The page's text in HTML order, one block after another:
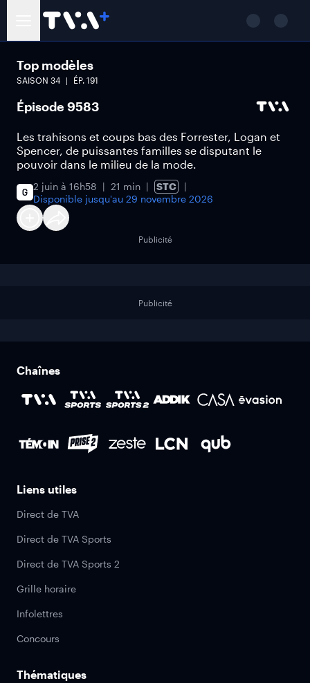
Top modèles
SAISON 34 ÉP. 191
Épisode 9583
Les trahisons et coups bas des Forrester, Logan et
Spencer, de puissantes familles se disputant le
pouvoir dans le milieu de la mode.
2 juin à 16h58 21 min
STC
Disponible jusqu'au 29 novembre 2026
Publicité
Publicité
Chaînes
Liens utiles
Direct de TVA
Direct de TVA Sports
Direct de TVA Sports 2
Grille horaire
Infolettres
Concours
Thématiques